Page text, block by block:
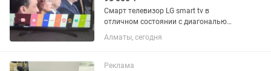
Смарт телевизор LG smart tv в
отличном состоянии с диагональю
экрана 125 см (49 дюймов).
Встроенный цифровой тюнер с 25
и много других интересных...
Алматы, сегодня
Реклама